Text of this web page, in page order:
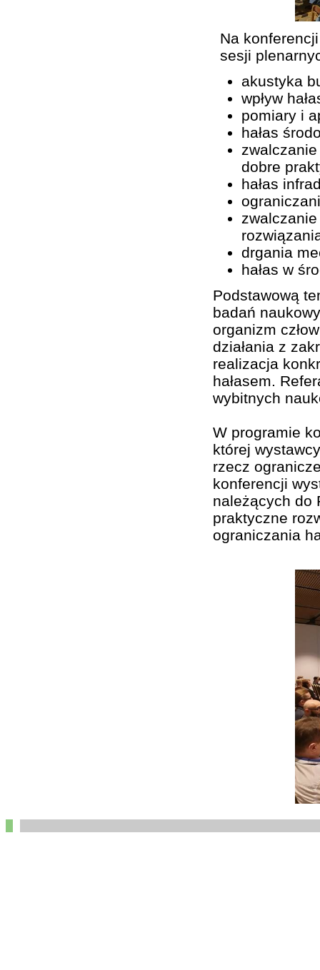
Na
sesji
akustyka
wpływ
pomiary i
hałas
dobre
hałas
drgania
hałas w
Podstawową
badań
organizm
działania z
realizacja
hałasem.
wybitnych
W programie
której
rzecz
konferencji
należących do
praktyczne
ograniczania